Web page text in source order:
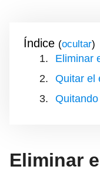
Índice ( )
Eliminar
Quitar el
Eliminar